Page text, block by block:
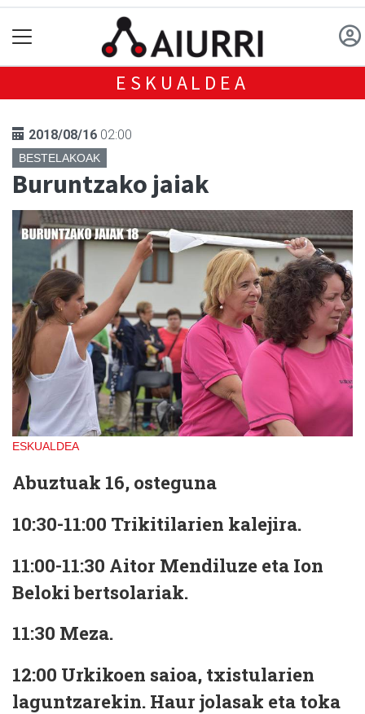
ESKUALDEA
2018/08/16 02:00
BESTELAKOAK
Buruntzako jaiak
ESKUALDEA
Abuztuak 16, osteguna
10:30-11:00 Trikitilarien kalejira.
11:00-11:30 Aitor Mendiluze eta Ion
Beloki bertsolariak.
11:30 Meza.
12:00 Urkikoen saioa, txistularien
laguntzarekin. Haur jolasak eta toka